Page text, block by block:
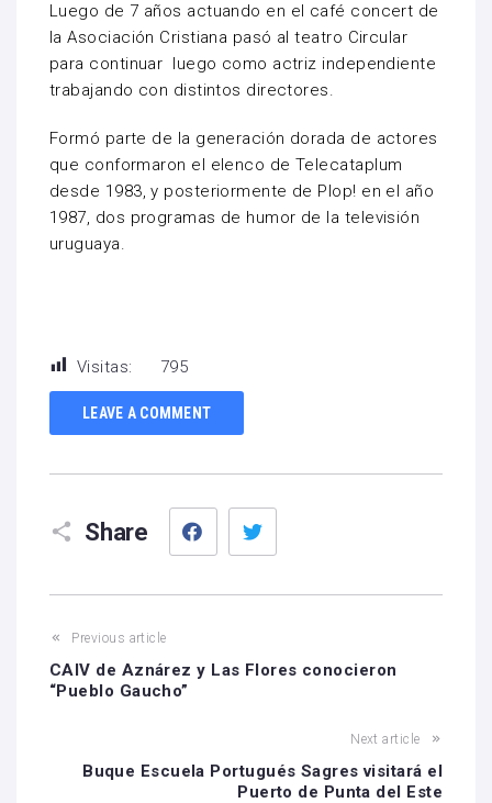
Luego de 7 años actuando en el café concert de
la Asociación Cristiana pasó al teatro Circular
para continuar luego como actriz independiente
trabajando con distintos directores.
Formó parte de la generación dorada de actores
que conformaron el elenco de Telecataplum
desde 1983, y posteriormente de Plop! en el año
1987, dos programas de humor de la televisión
uruguaya.
Visitas: 795
LEAVE A COMMENT
Share
Facebook
Previous article
CAIV de Aznárez y Las Flores conocieron
“Pueblo Gaucho”
Next article
Buque Escuela Portugués Sagres visitará el
Puerto de Punta del Este